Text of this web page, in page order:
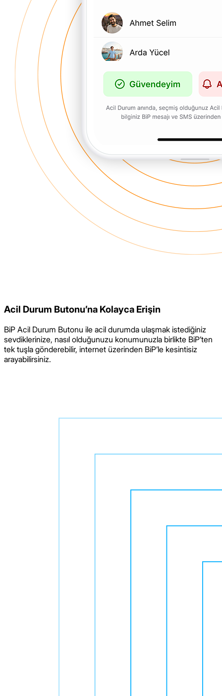
Acil Durum Butonu’na Kolayca Erişin
BiP Acil Durum Butonu ile acil durumda ulaşmak istediğiniz
sevdiklerinize, nasıl olduğunuzu konumunuzla birlikte BiP’ten
tek tuşla gönderebilir, internet üzerinden BiP’le kesintisiz
arayabilirsiniz.